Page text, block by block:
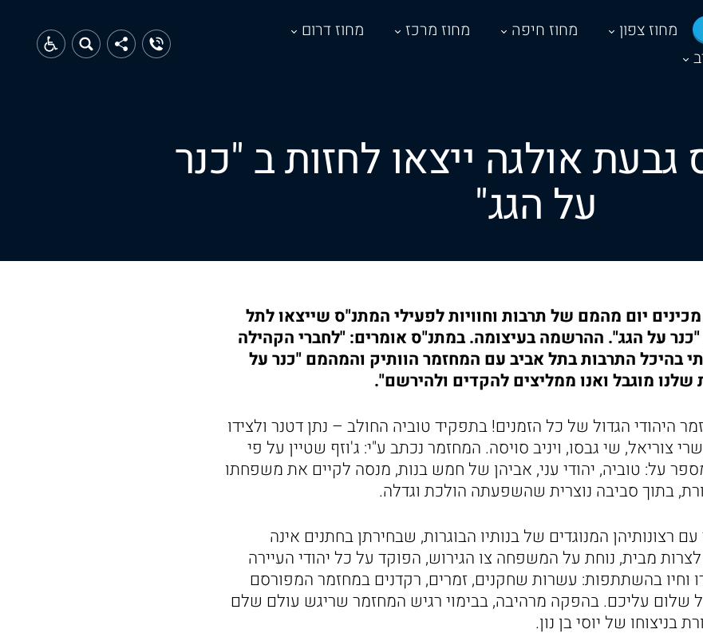
מחוז צפון מחוז חיפה מחוז מרכז
מחוז דרום
אולגה ייצאו לחזות ב "כנר
על הגג"
יום מהמם של תרבות וחוויות לפעילי המתנ"ס שייצאו לתל
על הגג". ההרשמה בעיצומה. במתנ"ס אומרים: "לחברי הקהילה
בהיכל התרבות בתל אביב עם המחזמר הוותיק והמהמם "כנר על
מוגבל ואנו ממליצים להקדים ולהירשם".
היהודי הגדול של כל הזמנים! בתפקיד טוביה החולב – נתן דטנר ולצידו
צוריאל, שי גבסו, ויניב סויסה. המחזמר נכתב ע"י: ג'וזף שטיין על פי
על: טוביה, יהודי עני, אביהן של חמש בנות, מנסה לקיים את משפחתו
בתוך סביבה נוצרית שהשפעתה הולכת וגדלה.
המנוגדים של בנותיו הבוגרות, שבחירתן בחתנים אינה
לצרות מבית, נוחת על המשפחה צו הגירוש, הפוקד על כל יהודי העיירה
וחיו בהשתתפות: עשרות שחקנים, זמרים, רקדנים במחזמר המפורסם
שלום עליכם. בהפקה מרהיבה, בבימוי רגיש המחזמר שריגש עולם שלם
בניצוחו של יוסי בן נון.